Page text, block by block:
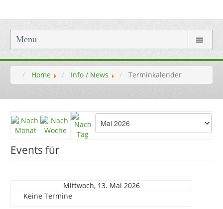
Menu
Home Info / News Terminkalender
Events für
Mittwoch, 13. Mai 2026
Keine Termine